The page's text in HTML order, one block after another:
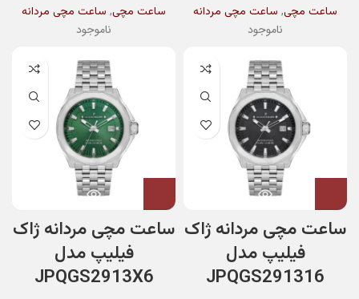
ساعت مچی, ساعت مچی مردانه
ناموجود
ساعت مچی, ساعت مچی مردانه
ناموجود
ساعت مچی مردانه ژاک
فیلیپ مدل
JPQGS291316
ساعت مچی مردانه ژاک
فیلیپ مدل
JPQGS2913X6